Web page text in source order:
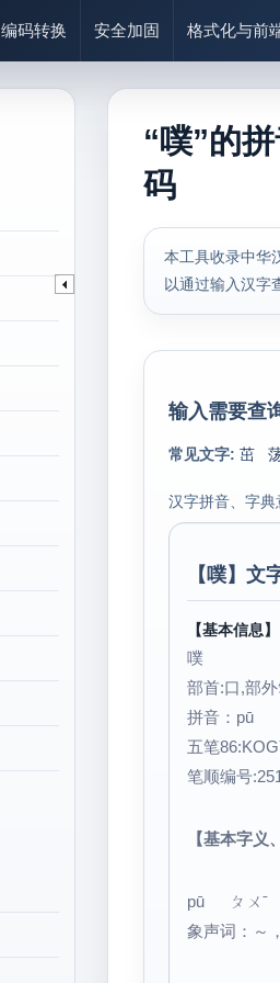
编码转换 安全加固 格式化与前
“噗”的
码
本工具收录中华
以通过输入汉字
输入需要查
常见文字: 茁
汉字拼音、字
【噗】文
【基本信息】
噗
部首:口,部
拼音：pū
五笔
笔顺编号
【基本字义
pū ㄆㄨˉ
象声词：～